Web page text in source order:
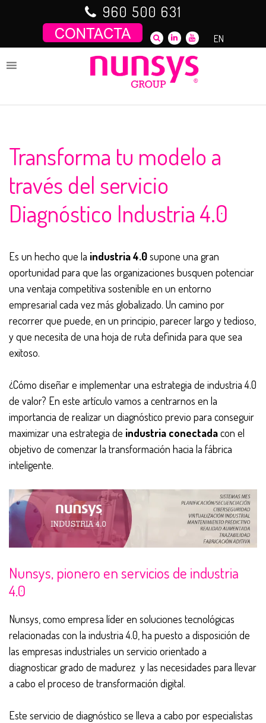
960 500 631
EN
Transforma tu modelo a
través del servicio
Diagnóstico Industria 4.0
Es un hecho que la industria 4.0supone una gran
oportunidad para que las organizaciones busquen potenciar
una ventaja competitiva sostenible en un entorno
empresarial cada vez más globalizado. Un camino por
recorrer que puede, en un principio, parecer largo y tedioso,
y que necesita de una hoja de ruta definida para que sea
exitoso.
¿Cómo diseñar e implementar una estrategia de industria 4.0
de valor? En este artículo vamos a centrarnos en la
importancia de realizar un diagnóstico previo para conseguir
maximizar una estrategia de industria conectadacon el
objetivo de comenzar la transformación hacia la fábrica
inteligente.
Nunsys, pionero en servicios de industria
4.0
Nunsys, como empresa líder en soluciones tecnológicas
relacionadas con la industria 4.0, ha puesto a disposición de
las empresas industriales un servicio orientado a
diagnosticar grado de madurez y las necesidades para llevar
a cabo el proceso de transformación digital.
Este servicio de diagnóstico se lleva a cabo por especialistas